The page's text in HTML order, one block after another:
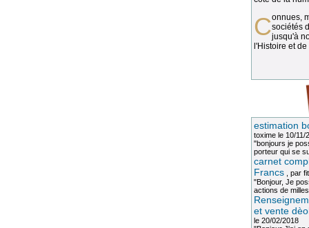
Connues, méconnues, ou inconnues, lessociétés
jusqu'à
l'Histoire et
estimation
toximele 10/11/
"bonjours je
porteur qui se
carnet
Francs, par
"Bonjour, Je
actions de
et vente
le 20/02/2018